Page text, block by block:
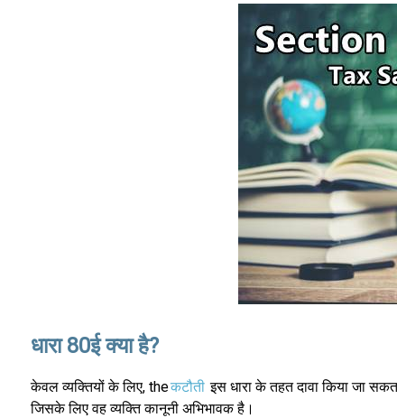
धारा 80ई क्या है?
केवल व्यक्तियों के लिए, theकटौती इस धारा के तहत दावा किया जा
जिसके लिए वह व्यक्ति कानूनी अभिभावक है।